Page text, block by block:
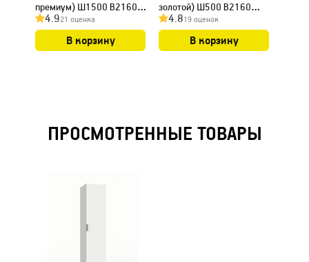
премиум) Ш1500 В2160
Г580
4.921 оценка
В корзину
золотой) Ш500 В2160
Г580
4.819 оценок
В корзину
ПРОСМОТРЕННЫЕ ТОВАРЫ